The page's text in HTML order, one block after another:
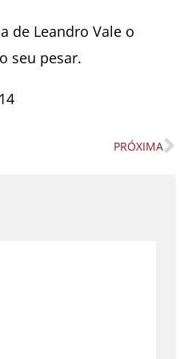
de Leandro Vale o
seu pesar.
PRÓXIMA